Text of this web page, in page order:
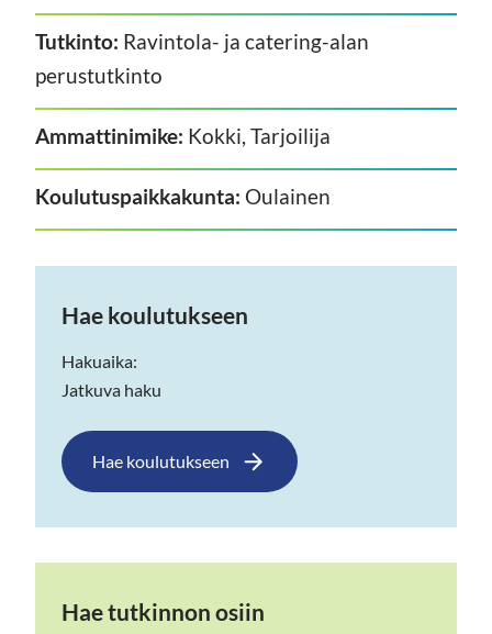
Tutkinto: Ravintola- ja catering-alan
perustutkinto
Ammattinimike: Kokki, Tarjoilija
Koulutuspaikkakunta: Oulainen
Hae koulutukseen
Hakuaika:
Jatkuva haku
Hae koulutukseen
Hae tutkinnon osiin